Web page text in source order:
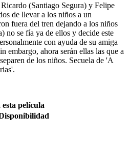
(Santiago Segura) y Felipe
de llevar a los niños a un
fuera del tren dejando a los niños
no se fía ya de ellos y decide este
con ayuda de su amiga
embargo, ahora serán ellas las que a
de los niños. Secuela de 'A
película